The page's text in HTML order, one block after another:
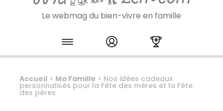
Je m'inscris à la newsletter
Le webmag du bien-vivre en famille
Skip to content
Accueil > Ma Famille > Nos idées cadeaux
personnalisés pour la Fête des mères et la Fête
des pères